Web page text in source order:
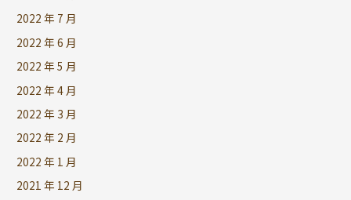
2022 年 7 月
2022 年 6 月
2022 年 5 月
2022 年 4 月
2022 年 3 月
2022 年 2 月
2022 年 1 月
2021 年 12 月